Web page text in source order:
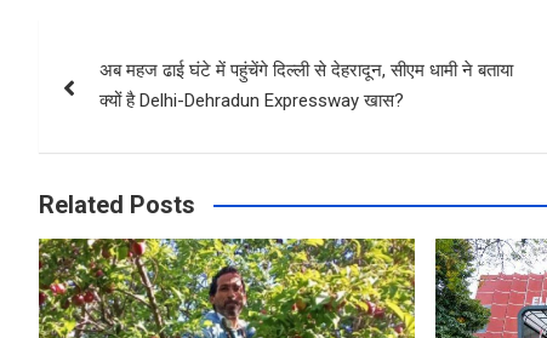
navigation
अब महज ढाई घंटे में पहुंचेंगे दिल्‍ली से देहरादून, सीएम धामी ने बताया
क्‍यों है Delhi-Dehradun Expressway खास?
Related Posts